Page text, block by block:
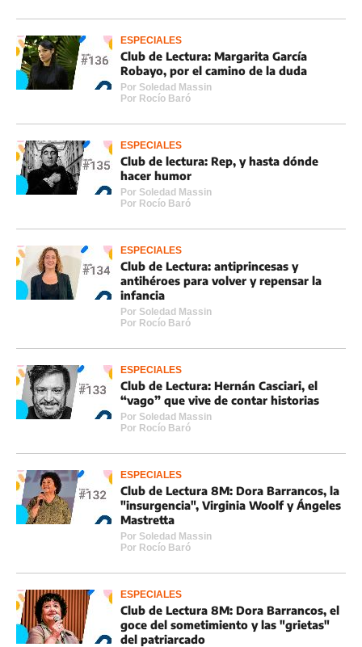
ESPECIALES
Club de Lectura: Margarita García
Robayo, por el camino de la duda
Por Soledad Massin
Por Rocí­o Baró
ESPECIALES
Club de lectura: Rep, y hasta dónde
hacer humor
Por Soledad Massin
Por Rocí­o Baró
ESPECIALES
Club de Lectura: antiprincesas y
antihéroes para volver y repensar la
infancia
Por Soledad Massin
Por Rocí­o Baró
ESPECIALES
Club de Lectura: Hernán Casciari, el
“vago” que vive de contar historias
Por Soledad Massin
Por Rocí­o Baró
ESPECIALES
Club de Lectura 8M: Dora Barrancos, la
"insurgencia", Virginia Woolf y Ángeles
Mastretta
Por Soledad Massin
Por Rocí­o Baró
ESPECIALES
Club de Lectura 8M: Dora Barrancos, el
goce del sometimiento y las "grietas"
del patriarcado